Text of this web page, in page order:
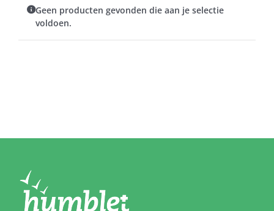
Geen producten gevonden die aan je selectie
voldoen.